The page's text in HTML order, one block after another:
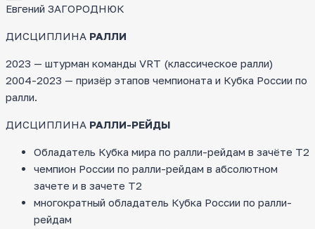
Евгений ЗАГОРОДНЮК
ДИСЦИПЛИНА РАЛЛИ
2023 — штурман команды VRT (классическое ралли)
2004-2023 — призёр этапов чемпионата и Кубка России по
ралли.
ДИСЦИПЛИНА РАЛЛИ-РЕЙДЫ
Обладатель Кубка мира по ралли-рейдам в зачёте Т2
чемпион России по ралли-рейдам в абсолютном
зачете и в зачете Т2
многократный обладатель Кубка России по ралли-
рейдам